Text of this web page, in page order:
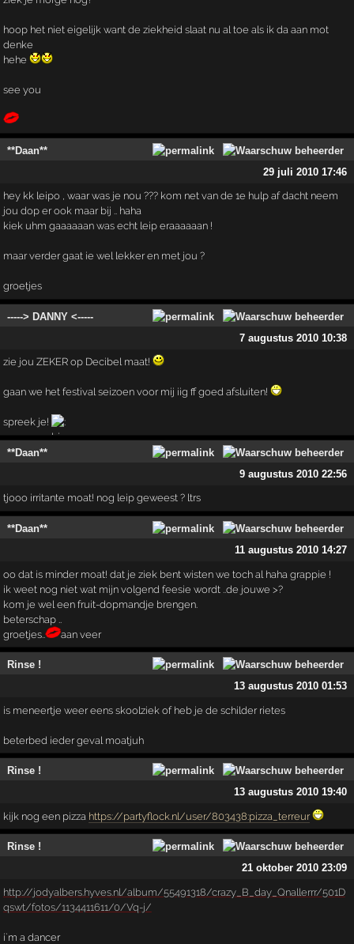
hoop het niet eigelijk want de ziekheid slaat nu al toe als ik da aan mot
denke
hehe
see you
**Daan**
29 juli 2010 17:46
hey kk leipo , waar was je nou ??? kom net van de 1e hulp af dacht neem
jou dop er ook maar bij .. haha
kiek uhm gaaaaaan was echt leip eraaaaaan !
maar verder gaat ie wel lekker en met jou ?
groetjes
-----> DANNY <-----
7 augustus 2010 10:38
zie jou ZEKER op Decibel maat!
gaan we het festival seizoen voor mij iig ff goed afsluiten!
spreek je!
**Daan**
9 augustus 2010 22:56
tjooo irritante moat! nog leip geweest ? ltrs
**Daan**
11 augustus 2010 14:27
oo dat is minder moat! dat je ziek bent wisten we toch al haha grappie !
ik weet nog niet wat mijn volgend feesie wordt ..de jouwe >?
kom je wel een fruit-dopmandje brengen.
beterschap ..
groetjes..
aan veer
Rinse !
13 augustus 2010 01:53
is meneertje weer eens skoolziek of heb je de schilder rietes
beterbed ieder geval moatjuh
Rinse !
13 augustus 2010 19:40
kijk nog een pizza https://partyflock.nl/user/803438:pizza_terreur
Rinse !
21 oktober 2010 23:09
http://jodyalbers.hyves.nl/album/55491318/crazy_B_day_Qnallerrr/501D
qswt/fotos/1134411611/0/Vq-j/
i`m a dancer